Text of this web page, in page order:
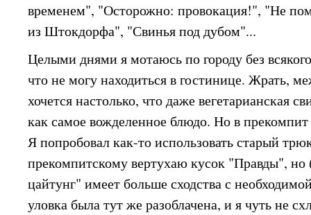
временем", "Осторожно: провокация!", "Не
из Штокдорфа", "Свинья под дубом"...
Целыми днями я мотаюсь по городу без
что не могу находиться в гостинице. Жрать,
хочется настолько, что даже вегетарианская
как самое вожделенное блюдо. Но в
Я попробовал как-то использовать старый
прекомпитскому вертухаю кусок "Правды",
цайтунг" имеет больше сходства с
уловка была тут же разоблачена, и я чуть не